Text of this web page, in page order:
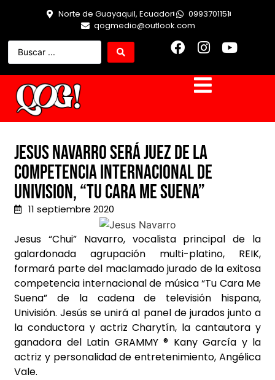
Norte de Guayaquil, Ecuador
0993701151
qogmedio@outlook.com
Jesus Navarro será juez de la
competencia internacional de
Univision, “Tu Cara Me Suena”
11 septiembre 2020
Jesus “Chui” Navarro, vocalista principal de la
galardonada agrupación multi-platino, REIK,
formará parte del maclamado jurado de la exitosa
competencia internacional de música “Tu Cara Me
Suena” de la cadena de televisión hispana,
Univisión. Jesús se unirá al panel de jurados junto a
la conductora y actriz Charytín, la cantautora y
ganadora del Latin GRAMMY ® Kany García y la
actriz y personalidad de entretenimiento, Angélica
Vale.